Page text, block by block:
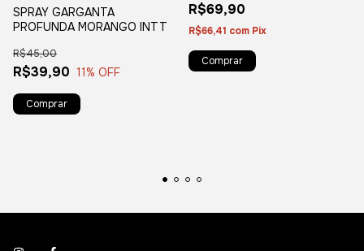
SPRAY GARGANTA
PROFUNDA MORANGO INTT
R$39,90
R$45,00
11% OFF
R$69,90
R$66,41 com Pix